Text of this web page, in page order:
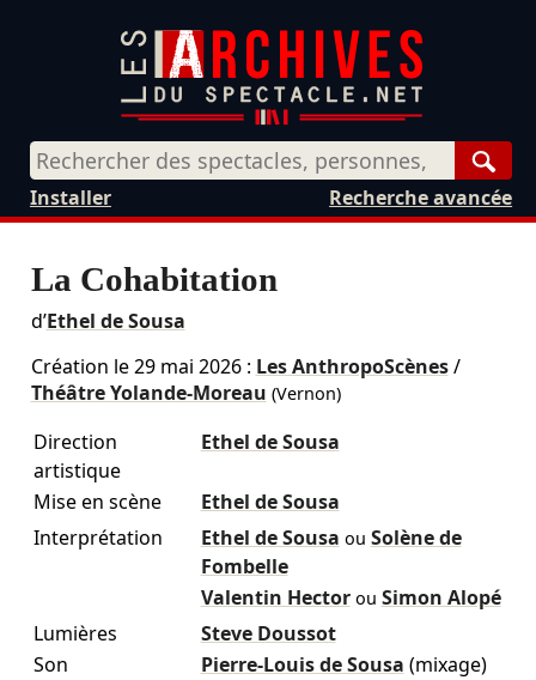
Recherche avancée
Installer
La Cohabitation
d’Ethel de Sousa
Création le29 mai 2026: Les AnthropoScènes/
Théâtre Yolande-Moreau (Vernon)
Direction
artistique
Ethel de Sousa
Mise en scène
Ethel de Sousa
Interprétation
Ethel de Sousa ou Solène de
Fombelle
Valentin Hector ou Simon Alopé
Lumières
Steve Doussot
Son
Pierre-Louis de Sousa (mixage)